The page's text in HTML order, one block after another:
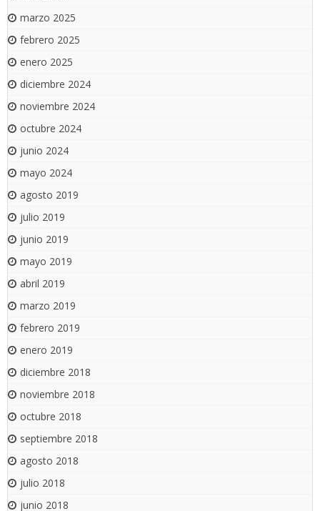
marzo 2025
febrero 2025
enero 2025
diciembre 2024
noviembre 2024
octubre 2024
junio 2024
mayo 2024
agosto 2019
julio 2019
junio 2019
mayo 2019
abril 2019
marzo 2019
febrero 2019
enero 2019
diciembre 2018
noviembre 2018
octubre 2018
septiembre 2018
agosto 2018
julio 2018
junio 2018